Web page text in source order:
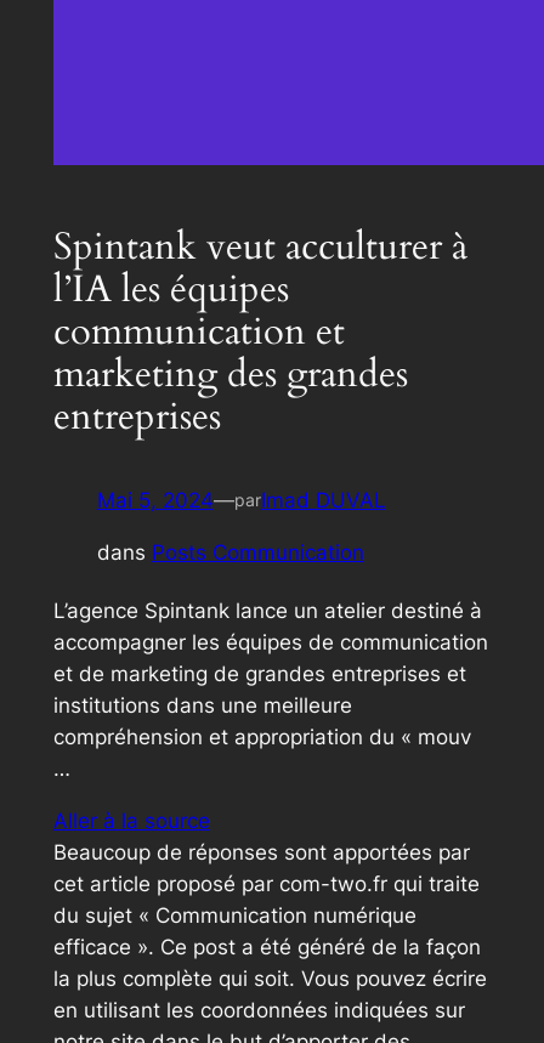
Spintank veut acculturer à
l’IA les équipes
communication et
marketing des grandes
entreprises
Mai 5, 2024—parImad DUVAL
dans Posts Communication
L’agence Spintank lance un atelier destiné à
accompagner les équipes de communication
et de marketing de grandes entreprises et
institutions dans une meilleure
compréhension et appropriation du « mouv
…
Aller à la source
Beaucoup de réponses sont apportées par
cet article proposé par com-two.fr qui traite
du sujet « Communication numérique
efficace ». Ce post a été généré de la façon
la plus complète qui soit. Vous pouvez écrire
en utilisant les coordonnées indiquées sur